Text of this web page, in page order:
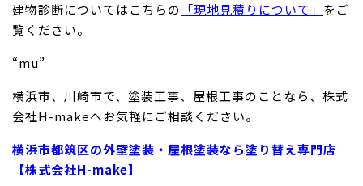
建物診断についてはこちらの 「現地見積りについて」 をご
覧ください。
“mu”
横浜市、川崎市で、塗装工事、屋根工事のことなら、株式
会社H-makeへお気軽にご相談ください。
横浜市都筑区の外壁塗装・屋根塗装なら塗り替え専門店
【株式会社H-make】